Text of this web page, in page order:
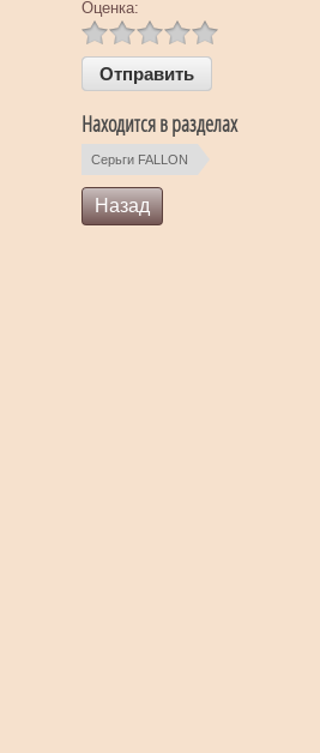
Оценка:
Находится в разделах
Серьги FALLON
Назад